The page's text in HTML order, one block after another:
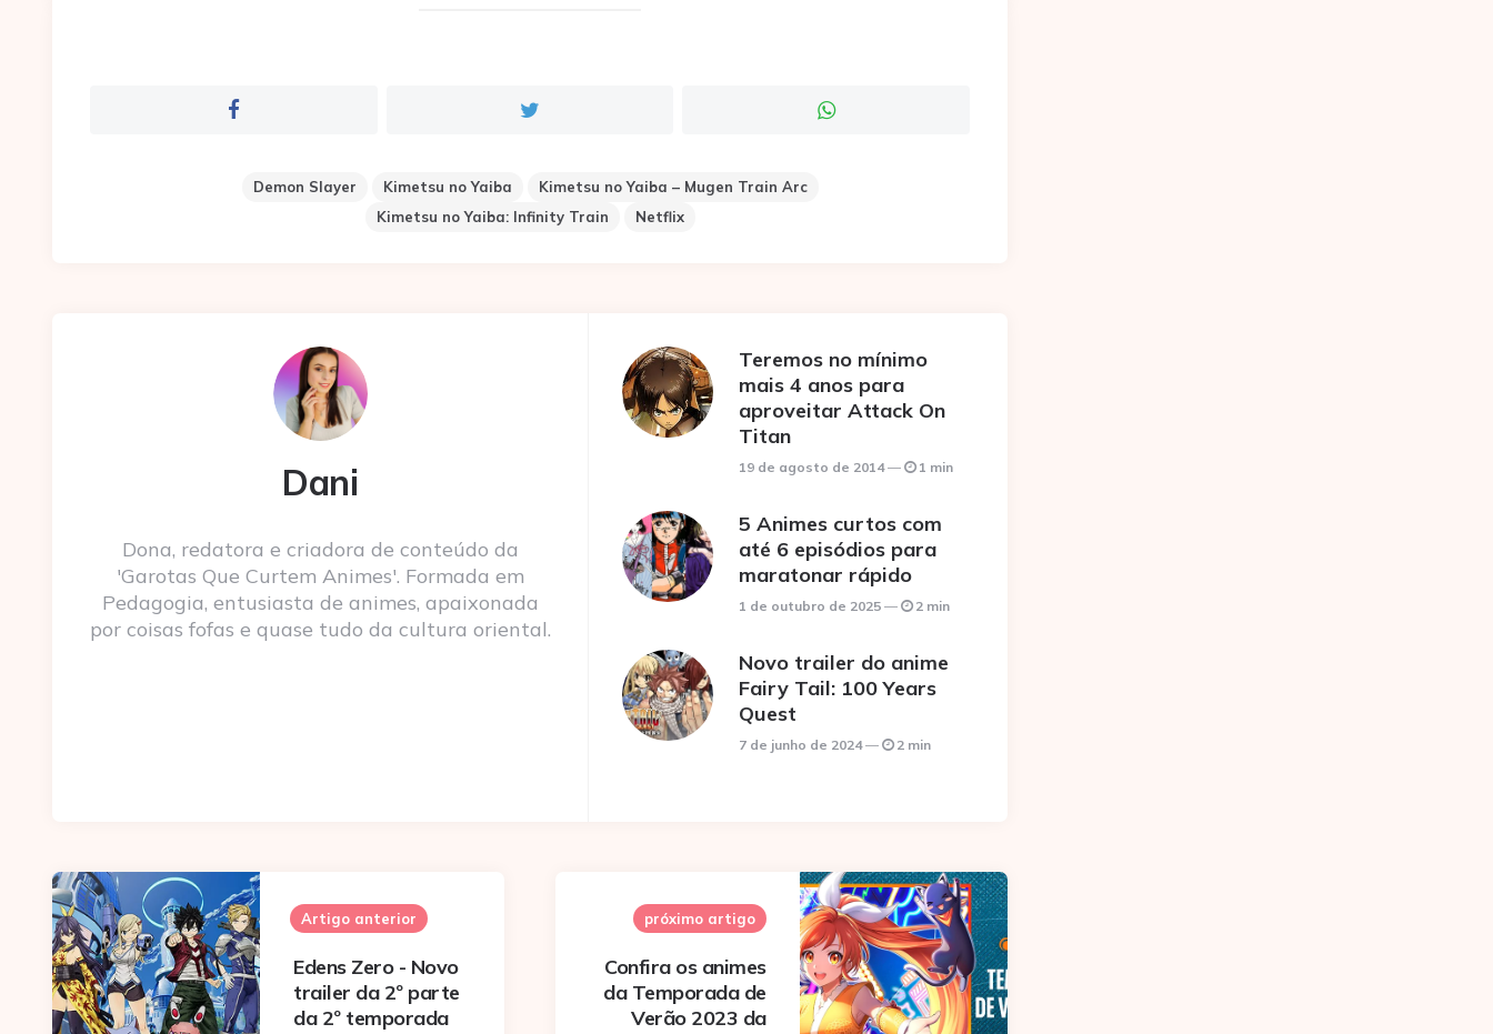
Demon Slayer Kimetsu no Yaiba
Kimetsu no Yaiba – Mugen Train Arc
Kimetsu no Yaiba: Infinity Train
Netflix
Dani
Dona, redatora e criadora de conteúdo da
'Garotas Que Curtem Animes'. Formada em
Pedagogia, entusiasta de animes, apaixonada
por coisas fofas e quase tudo da cultura oriental.
Teremos no mínimo
mais 4 anos para
aproveitar Attack On
Titan
19 de agosto de 2014 1 min
5 Animes curtos com
até 6 episódios para
maratonar rápido
1 de outubro de 2025 2 min
Novo trailer do anime
Fairy Tail: 100 Years
Quest
7 de junho de 2024 2 min
Post
navigation
Artigo anterior
Edens Zero - Novo
trailer da 2º parte
da 2º temporada
próximo artigo
Confira os animes
da Temporada de
Verão 2023 da